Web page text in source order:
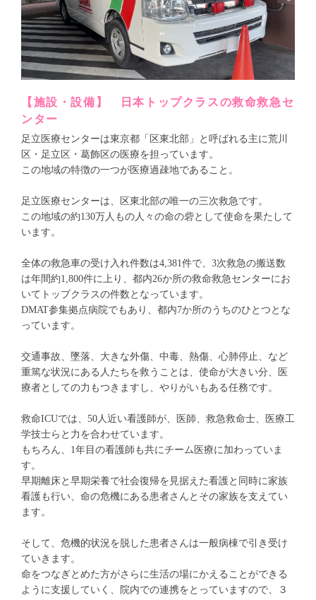
【施設・設備】 日本トップクラスの救命救急セ
ンター
足立医療センターは東京都「区東北部」と呼ばれる主に荒川
区・足立区・葛飾区の医療を担っています。
この地域の特徴の一つが医療過疎地であること。
足立医療センターは、区東北部の唯一の三次救急です。
この地域の約130万人もの人々の命の砦として使命を果たして
います。
全体の救急車の受け入れ件数は4,381件で、3次救急の搬送数
は年間約1,800件に上り、都内26か所の救命救急センターにお
いてトップクラスの件数となっています。
DMAT参集拠点病院でもあり、都内7か所のうちのひとつとな
っています。
交通事故、墜落、大きな外傷、中毒、熱傷、心肺停止、など
重篤な状況にある人たちを救うことは、使命が大きい分、医
療者としての力もつきますし、やりがいもある任務です。
救命ICUでは、50人近い看護師が、医師、救急救命士、医療工
学技士らと力を合わせています。
もちろん、1年目の看護師も共にチーム医療に加わっていま
す。
早期離床と早期栄養で社会復帰を見据えた看護と同時に家族
看護も行い、命の危機にある患者さんとその家族を支えてい
ます。
そして、危機的状況を脱した患者さんは一般病棟で引き受け
ていきます。
命をつなぎとめた方がさらに生活の場にかえることができる
ように支援していく、院内での連携をとっていますので、３